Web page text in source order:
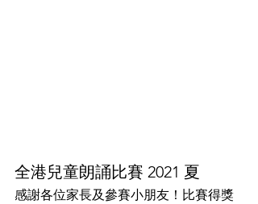
全港兒童朗誦比賽 2021 夏
感謝各位家長及參賽小朋友！比賽得獎